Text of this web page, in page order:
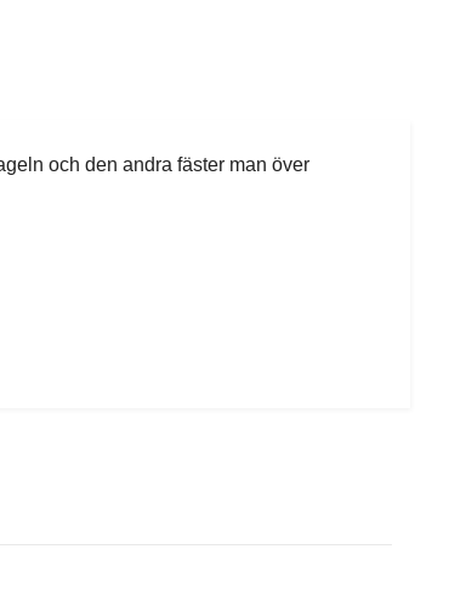
och den andra fäster man över